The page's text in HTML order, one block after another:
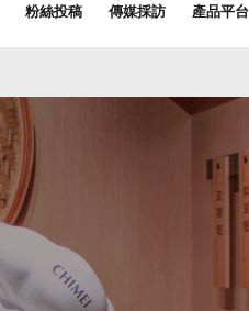
粉絲投稿 傳媒採訪 產品平台